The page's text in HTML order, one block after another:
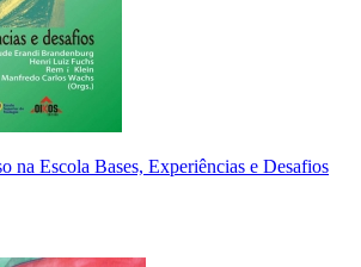
na Escola Bases, Experiências e Desafios